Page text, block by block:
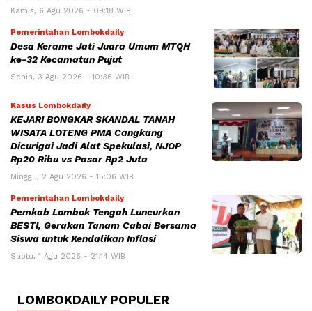
Kamis, 6 Agu 2026 - 09:18 WIB
Pemerintahan Lombokdaily
Desa Kerame Jati Juara Umum MTQH
ke-32 Kecamatan Pujut
Senin, 3 Agu 2026 - 10:36 WIB
Kasus Lombokdaily
KEJARI BONGKAR SKANDAL TANAH
WISATA LOTENG PMA Cangkang
Dicurigai Jadi Alat Spekulasi, NJOP
Rp20 Ribu vs Pasar Rp2 Juta
Minggu, 2 Agu 2026 - 15:06 WIB
Pemerintahan Lombokdaily
Pemkab Lombok Tengah Luncurkan
BESTI, Gerakan Tanam Cabai Bersama
Siswa untuk Kendalikan Inflasi
Sabtu, 1 Agu 2026 - 21:14 WIB
LOMBOKDAILY POPULER